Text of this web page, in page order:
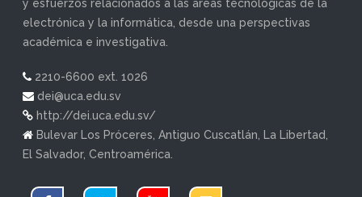
y esfuerzos relacionados a las áreas tecnológicas de la
electrónica y la informática, desde una perspectivas
académica e investigativa.
2210-6600 ext. 1026
dei@uca.edu.sv
http://dei.uca.edu.sv/
Bulevar Los Próceres, Antiguo Cuscatlán, La Libertad,
El Salvador, Centroamérica.